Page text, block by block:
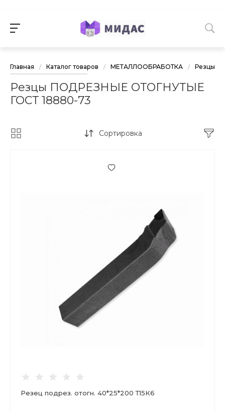
Главная / Каталог товаров / МЕТАЛЛООБРАБОТКА / Резцы
Резцы ПОДРЕЗНЫЕ ОТОГНУТЫЕ
ГОСТ 18880-73
Сортировка
Резец подрез. отогн. 40*25*200 Т15К6